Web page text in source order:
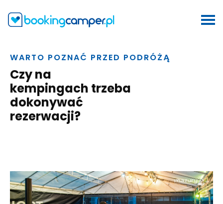
WARTO POZNAĆ PRZED PODRÓŻĄ
Czy na
kempingach trzeba
dokonywać
rezerwacji?